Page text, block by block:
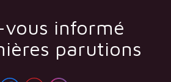
vous informé
parutions